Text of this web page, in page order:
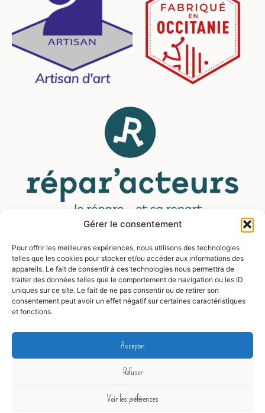
Gérer le consentement
Pour offrir les meilleures expériences, nous utilisons des technologies
telles que les cookies pour stocker et/ou accéder aux informations des
appareils. Le fait de consentir à ces technologies nous permettra de
traiter des données telles que le comportement de navigation ou les ID
uniques sur ce site. Le fait de ne pas consentir ou de retirer son
consentement peut avoir un effet négatif sur certaines caractéristiques
et fonctions.
Accepter
Refuser
Voir les préférences
MENU
Contact
Mentions légales
FAQ
Blog
© 2026 GeneratePress